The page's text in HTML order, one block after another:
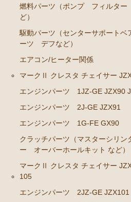
エンジンパーツ M-TEU
エンジンパーツ M-EU
エンジンパーツ 1G-EU
エンジンパーツ（マウント 他
ト ホース など）
クラッチパーツ（マスターシ
ーズシリンダー オーバーホ
ステアリングパーツ（ピッ
アーム タイロッドエンド な
足回りパーツ（ベアリング
ムブッシュ類 など）
燃料パーツ（ポンプ フィル
燃料パーツ（ポンプ フィルタ
ど）
駆動パーツ（センターサポート
ーツ デフなど）
エアコン/ヒーター関係
マークⅡ クレスタ チェイサー
エンジンパーツ 1JZ-GE JZX90
エンジンパーツ 2J-GE JZX91
エンジンパーツ 1G-FE GX90
クラッチパーツ（マスターシリ
ー オーバーホールキット など）
マークⅡ クレスタ チェイサー
105
エンジンパーツ 2JZ-GE JZX101